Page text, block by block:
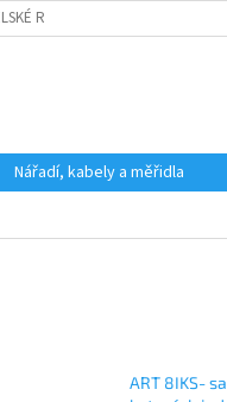
RADY
Nářadí, kabely a měřidla
ART 8IKS-